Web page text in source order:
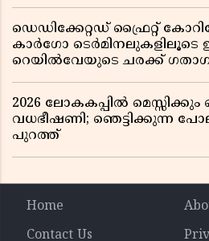
ഡെഡിക്കേറ്റഡ് ഫ്രൈറ്റ്
കാർഗോ ടെർമിനലുകളിലൂടെ
റെയിൽവേയുടെ ചരക്ക്
2026 ലോകകപ്പിൽ
വധഭീഷണി; ഞെട്ടിക്കുന്ന
പുറത്ത്
Home
Contact Us